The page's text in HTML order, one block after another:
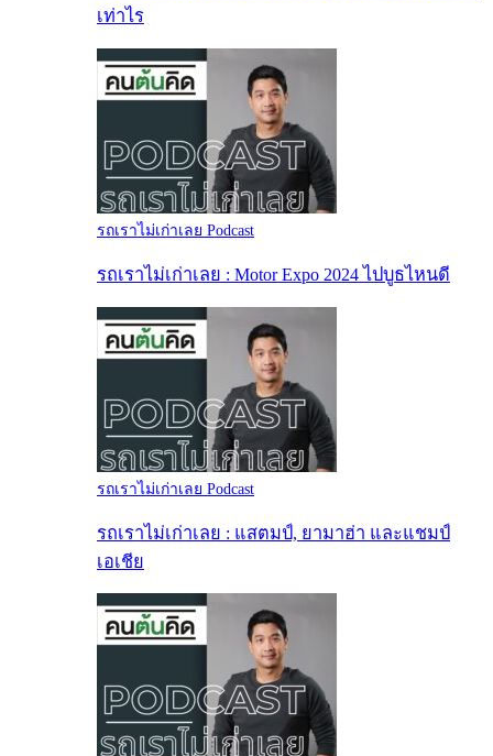
เท่าไร
รถเราไม่เก่าเลย Podcast
รถเราไม่เก่าเลย : Motor Expo 2024 ไปบูธไหนดี
รถเราไม่เก่าเลย Podcast
รถเราไม่เก่าเลย : แสตมป์, ยามาฮ่า และแชมป์
เอเชีย